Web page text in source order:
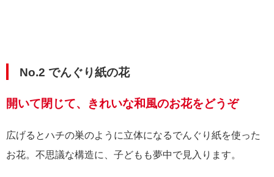
No.2 でんぐり紙の花
開いて閉じて、きれいな和風のお花をどうぞ
広げるとハチの巣のように立体になるでんぐり紙を使った
お花。不思議な構造に、子どもも夢中で見入ります。